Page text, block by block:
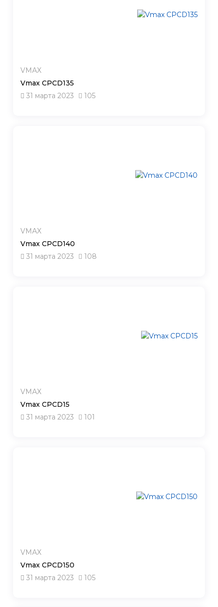
VMAX
Vmax CPCD135
31 марта 2023
105
VMAX
Vmax CPCD140
31 марта 2023
108
VMAX
Vmax CPCD15
31 марта 2023
101
VMAX
Vmax CPCD150
31 марта 2023
105